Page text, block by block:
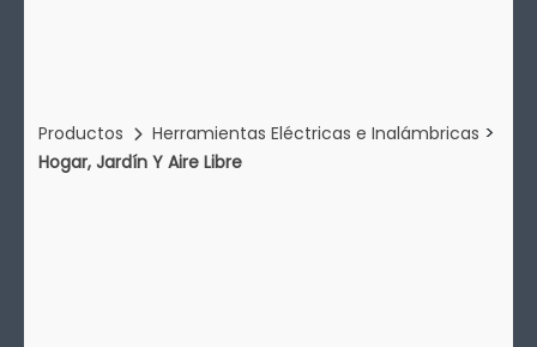
Productos Herramientas Eléctricas e Inalámbricas >
Hogar, Jardín Y Aire Libre